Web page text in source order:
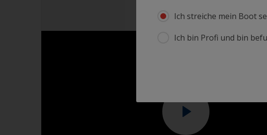
Ich streiche mein Boot
Ich bin Profi und bin